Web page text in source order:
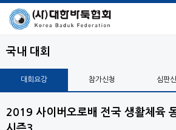
국내 대회
대회요강 참가신청 심판
2019 사이버오로배 전국 생활체육